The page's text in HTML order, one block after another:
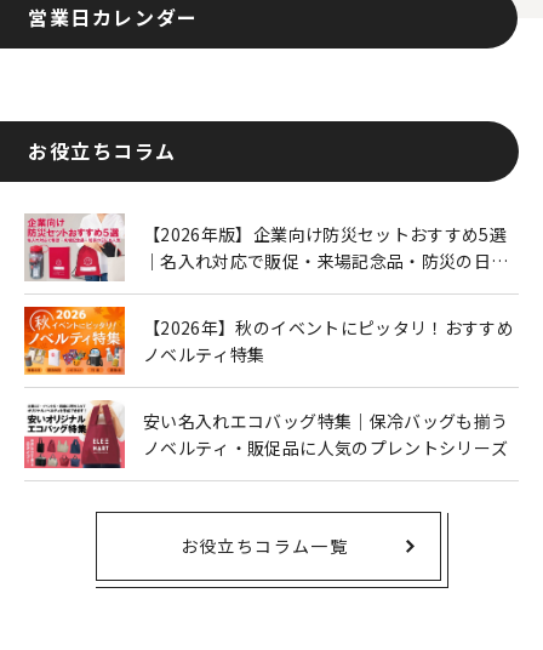
営業日カレンダー
お役立ちコラム
【2026年版】企業向け防災セットおすすめ5選
｜名入れ対応で販促・来場記念品・防災の日に
【2026年】秋のイベントにピッタリ！おすすめ
ノベルティ特集
安い名入れエコバッグ特集｜保冷バッグも揃う
ノベルティ・販促品に人気のプレントシリーズ
お役立ちコラム一覧